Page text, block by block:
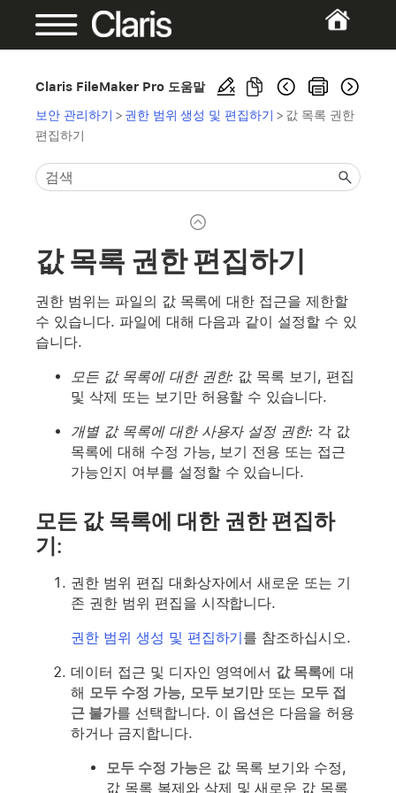
Claris FileMaker Pro 도움말
보안 관리하기 > 권한 범위 생성 및 편집하기 > 값 목록 권한
편집하기
값 목록 권한 편집하기
권한 범위는 파일의 값 목록에 대한 접근을 제한할
수 있습니다. 파일에 대해 다음과 같이 설정할 수 있
습니다.
모든 값 목록에 대한 권한: 값 목록 보기, 편집
및 삭제 또는 보기만 허용할 수 있습니다.
개별 값 목록에 대한 사용자 설정 권한: 각 값
목록에 대해 수정 가능, 보기 전용 또는 접근
가능인지 여부를 설정할 수 있습니다.
모든 값 목록에 대한 권한 편집하
기:
권한 범위 편집 대화상자에서 새로운 또는 기
존 권한 범위 편집을 시작합니다.
권한 범위 생성 및 편집하기를 참조하십시오.
데이터 접근 및 디자인 영역에서 값 목록에 대
해 모두 수정 가능, 모두 보기만또는 모두 접
근 불가를 선택합니다. 이 옵션은 다음을 허용
하거나 금지합니다.
모두 수정 가능은 값 목록 보기와 수정,
값 목록 복제와 삭제 및 새로운 값 목록